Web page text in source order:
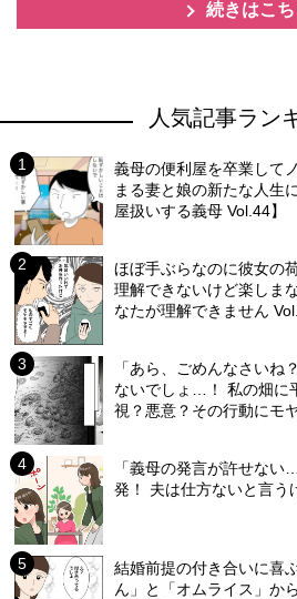
続きはこち
人気記事ラン
義母の便利屋を卒業して
まる妻と娘の新たな人生
屋扱いする義母 Vol.44】
ほぼ手ぶらなのに彼女の
理解できないけど楽しま
なたが理解できません
「あら、ごめんなさいね
ないでしょ…！ 私の畑に
視？悪意？その行動にモ
「義母の発言が許せな
発！ 夫は仕方ないと言う
結婚前提の付き合いに喜
ん」と「オムライス」か